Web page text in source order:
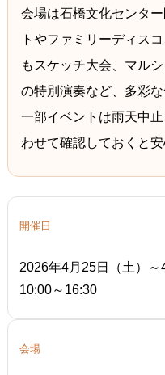
会場は石橋文化センタ
トやファミリーディス
もスケッチ大会、マル
の特別演奏など、多彩
一部イベントは雨天中
わせて確認しておくと安
開催日
2026年4月25日（土）～
10:00～16:30
会場